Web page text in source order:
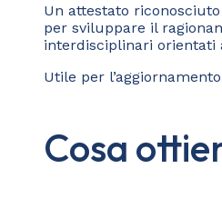
Un attestato
per sviluppare il
interdisciplinari orientati
Utile per
Cosa